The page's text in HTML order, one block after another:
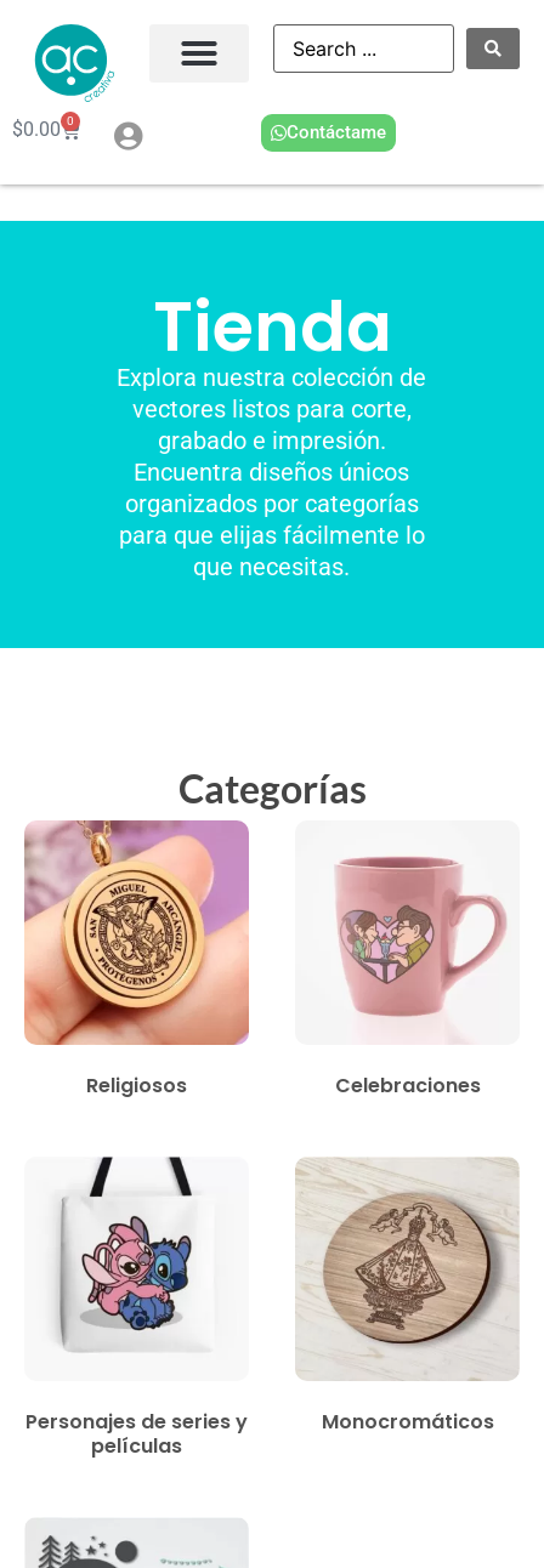
$0.00 0
Contáctame
Tienda
Explora nuestra colección de
vectores listos para corte,
grabado e impresión.
Encuentra diseños únicos
organizados por categorías
para que elijas fácilmente lo
que necesitas.
Categorías
Religiosos Celebraciones
Personajes de series y
películas
Monocromáticos